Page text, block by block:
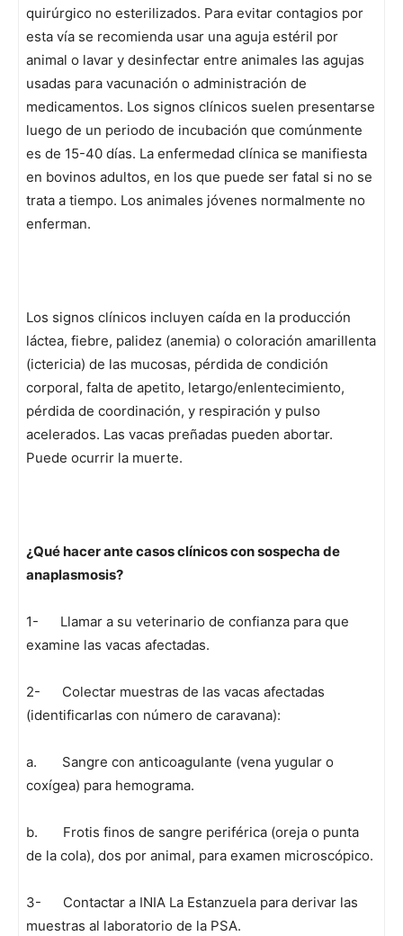
quirúrgico no esterilizados. Para evitar contagios por
esta vía se recomienda usar una aguja estéril por
animal o lavar y desinfectar entre animales las agujas
usadas para vacunación o administración de
medicamentos. Los signos clínicos suelen presentarse
luego de un periodo de incubación que comúnmente
es de 15-40 días. La enfermedad clínica se manifiesta
en bovinos adultos, en los que puede ser fatal si no se
trata a tiempo. Los animales jóvenes normalmente no
enferman.
Los signos clínicos incluyen caída en la producción
láctea, fiebre, palidez (anemia) o coloración amarillenta
(ictericia) de las mucosas, pérdida de condición
corporal, falta de apetito, letargo/enlentecimiento,
pérdida de coordinación, y respiración y pulso
acelerados. Las vacas preñadas pueden abortar.
Puede ocurrir la muerte.
¿Qué hacer ante casos clínicos con sospecha de
anaplasmosis?
1- Llamar a su veterinario de confianza para que
examine las vacas afectadas.
2- Colectar muestras de las vacas afectadas
(identificarlas con número de caravana):
a. Sangre con anticoagulante (vena yugular o
coxígea) para hemograma.
b. Frotis finos de sangre periférica (oreja o punta
de la cola), dos por animal, para examen microscópico.
3- Contactar a INIA La Estanzuela para derivar las
muestras al laboratorio de la PSA.